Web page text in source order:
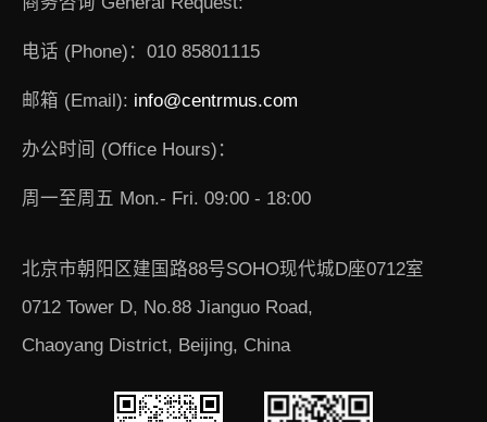
电话 (Phone)：010 85801115
邮箱 (Email): info@centrmus.com
办公时间 (Office Hours)：
周一至周五 Mon.- Fri. 09:00 - 18:00
北京市朝阳区建国路88号SOHO现代城D座0712室
0712 Tower D, No.88 Jianguo Road,
Chaoyang District, Beijing, China